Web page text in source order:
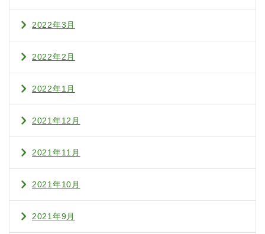
2022年3月
2022年2月
2022年1月
2021年12月
2021年11月
2021年10月
2021年9月